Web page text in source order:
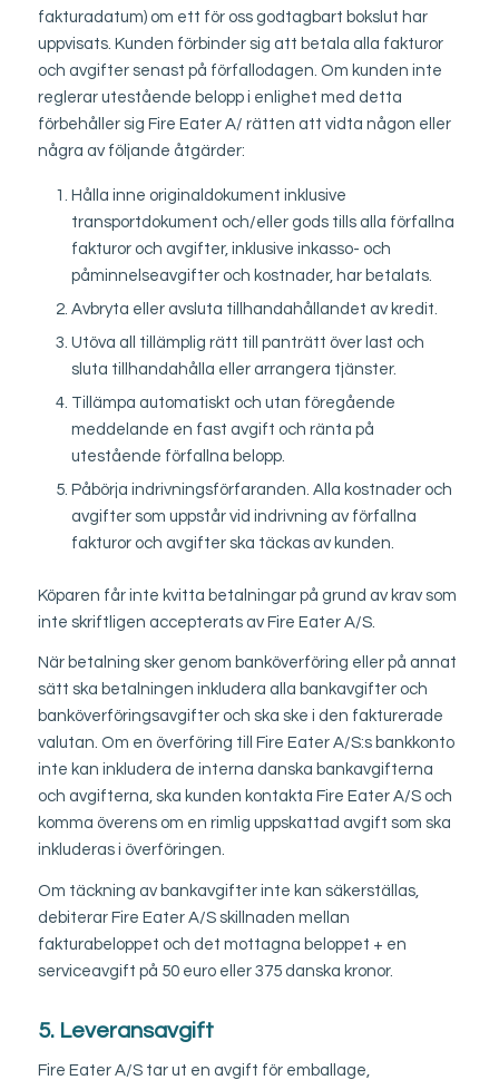
fakturadatum) om ett för oss godtagbart bokslut har
uppvisats. Kunden förbinder sig att betala alla fakturor
och avgifter senast på förfallodagen. Om kunden inte
reglerar utestående belopp i enlighet med detta
förbehåller sig Fire Eater A/ rätten att vidta någon eller
några av följande åtgärder:
Hålla inne originaldokument inklusive
transportdokument och/eller gods tills alla förfallna
fakturor och avgifter, inklusive inkasso- och
påminnelseavgifter och kostnader, har betalats.
Avbryta eller avsluta tillhandahållandet av kredit.
Utöva all tillämplig rätt till panträtt över last och
sluta tillhandahålla eller arrangera tjänster.
Tillämpa automatiskt och utan föregående
meddelande en fast avgift och ränta på
utestående förfallna belopp.
Påbörja indrivningsförfaranden. Alla kostnader och
avgifter som uppstår vid indrivning av förfallna
fakturor och avgifter ska täckas av kunden.
Köparen får inte kvitta betalningar på grund av krav som
inte skriftligen accepterats av Fire Eater A/S.
När betalning sker genom banköverföring eller på annat
sätt ska betalningen inkludera alla bankavgifter och
banköverföringsavgifter och ska ske i den fakturerade
valutan. Om en överföring till Fire Eater A/S:s bankkonto
inte kan inkludera de interna danska bankavgifterna
och avgifterna, ska kunden kontakta Fire Eater A/S och
komma överens om en rimlig uppskattad avgift som ska
inkluderas i överföringen.
Om täckning av bankavgifter inte kan säkerställas,
debiterar Fire Eater A/S skillnaden mellan
fakturabeloppet och det mottagna beloppet + en
serviceavgift på 50 euro eller 375 danska kronor.
5. Leveransavgift
Fire Eater A/S tar ut en avgift för emballage,